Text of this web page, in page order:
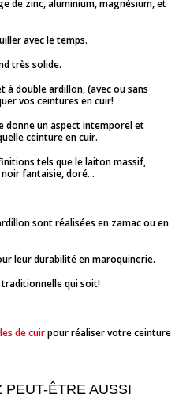
de zinc, aluminium, magnésium, et
avec le temps.
très solide.
à double ardillon, (avec ou sans
vos ceintures en cuir!
donne un aspect intemporel et
ceinture en cuir.
tels que le laiton massif,
fantaisie, doré...
sont réalisées en zamac ou en
leur durabilité en maroquinerie.
traditionnelle qui soit!
de cuirpour réaliser votre ceinture
PEUT-ÊTRE AUSSI